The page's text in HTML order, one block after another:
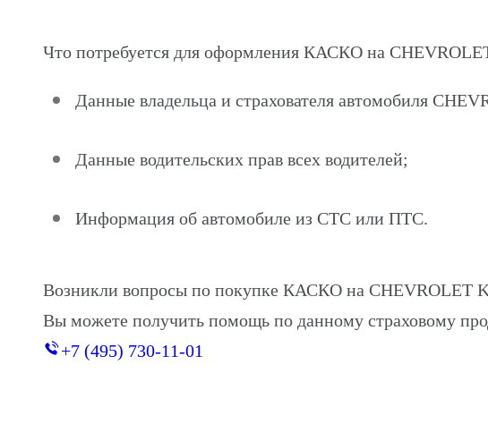
Что потребуется для оформления КАСКО на
Данные владельца и страхователя автомобиля
Данные водительских прав всех водителей;
Информация об автомобиле из СТС или ПТС.
Возникли вопросы по покупке КАСКО на CHEVROLET
Вы можете получить помощь по данному страховому
+7 (495) 730-11-01